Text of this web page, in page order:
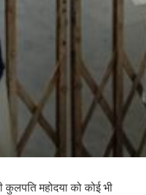
महोदया को कोई भी